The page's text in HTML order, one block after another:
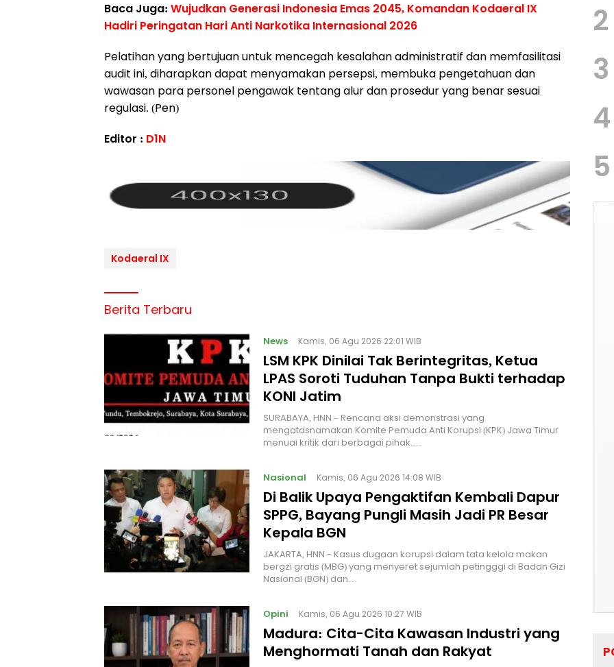
Baca Juga: Wujudkan Generasi Indonesia Emas 2045, Komandan Kodaeral IX
Hadiri Peringatan Hari Anti Narkotika Internasional 2026
Pelatihan yang bertujuan untuk mencegah kesalahan administratif dan memfasilitasi
audit ini, diharapkan dapat menyamakan persepsi, membuka pengetahuan dan
wawasan para personel pengawak tentang alur dan prosedur yang benar sesuai
regulasi. (Pen)
Editor : D1N
Kodaeral IX
Berita Terbaru
News Kamis, 06 Agu 2026 22:01 WIB
LSM KPK Dinilai Tak Berintegritas, Ketua
LPAS Soroti Tuduhan Tanpa Bukti terhadap
KONI Jatim
SURABAYA, HNN – Rencana aksi demonstrasi yang
mengatasnamakan Komite Pemuda Anti Korupsi (KPK) Jawa Timur
menuai kritik dari berbagai pihak.…
Nasional Kamis, 06 Agu 2026 14:08 WIB
Di Balik Upaya Pengaktifan Kembali Dapur
SPPG, Bayang Pungli Masih Jadi PR Besar
Kepala BGN
JAKARTA, HNN - Kasus dugaan korupsi dalam tata kelola makan
bergzi gratis (MBG) yang menyeret sejumlah petingggi di Badan Gizi
Nasional (BGN) dan…
Opini Kamis, 06 Agu 2026 10:27 WIB
Madura: Cita-Cita Kawasan Industri yang
Menghormati Tanah dan Rakyat
2
3
4
5